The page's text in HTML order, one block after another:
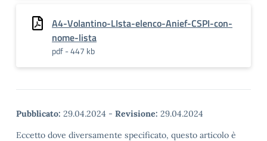
A4-Volantino-LIsta-elenco-Anief-CSPI-con-
nome-lista
pdf - 447 kb
Pubblicato: 29.04.2024 - Revisione: 29.04.2024
Eccetto dove diversamente specificato, questo articolo è